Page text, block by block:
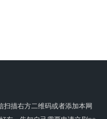
扫描右方二维码或者添加本网